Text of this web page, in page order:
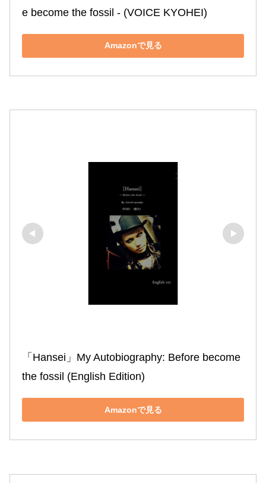
e become the fossil ‐ (VOICE KYOHEI)
Amazonで見る
「Hansei」My Autobiography: Before become
the fossil (English Edition)
Amazonで見る